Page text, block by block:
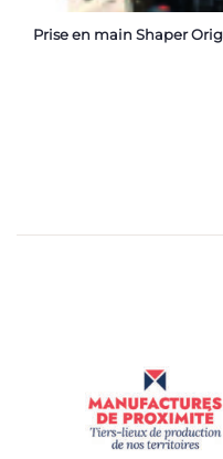
Prise en main Shaper